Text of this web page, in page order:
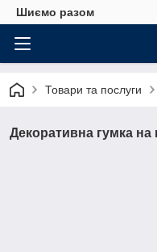
Шиємо разом
Товари та послуги
Декоративна гумка на